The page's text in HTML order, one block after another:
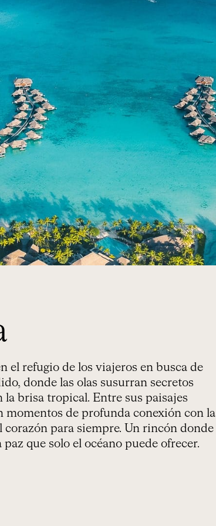
el refugio de los viajeros en busca de
donde las olas susurran secretos
la brisa tropical. Entre sus paisajes
momentos de profunda conexión con la
corazón para siempre. Un rincón donde
que solo el océano puede ofrecer.